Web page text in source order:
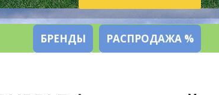
БРЕНДЫ РАСПРОДАЖА %